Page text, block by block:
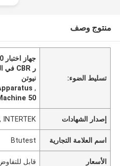
منتوج وصف
تسليط الضوء:
نيوتن
,
50 kN CBR Test Machine
إصدار الشهادات INTERTEK
اسم العلامة التجارية Btutest
الأسعار قابل